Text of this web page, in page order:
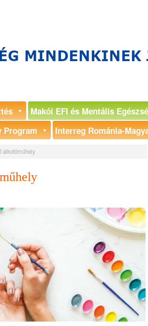
Makói EFI és Mentális
Program
Interreg Románia-
alkotóműhely